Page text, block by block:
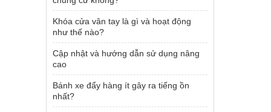
Khóa cửa vân tay là gì và hoạt động
như thế nào?
Cập nhật và hướng dẫn sử dụng nâng
cao
Bánh xe đẩy hàng ít gây ra tiếng ồn
nhất?